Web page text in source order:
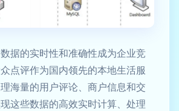
据的实时性和准确性成为企业竞
点评作为国内领先的本地生活服
海量的用户评论、商户信息和交
这些数据的高效实时计算、处理